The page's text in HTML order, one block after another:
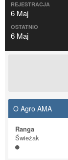
REJESTRACJA
6 Maj
OSTATNIO
6 Maj
O Agro AMA
Ranga
Świeżak